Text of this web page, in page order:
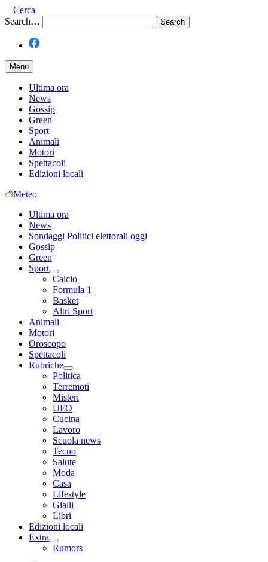
Cerca
Search…
Menu
Ultima ora
News
Gossip
Green
Sport
Animali
Motori
Spettacoli
Edizioni locali
Meteo
Ultima ora
News
Sondaggi Politici elettorali oggi
Gossip
Green
Sport
Calcio
Formula 1
Basket
Altri Sport
Animali
Motori
Oroscopo
Spettacoli
Rubriche
Politica
Terremoti
Misteri
UFO
Cucina
Lavoro
Scuola news
Tecno
Salute
Moda
Casa
Lifestyle
Gialli
Libri
Edizioni locali
Extra
Rumors